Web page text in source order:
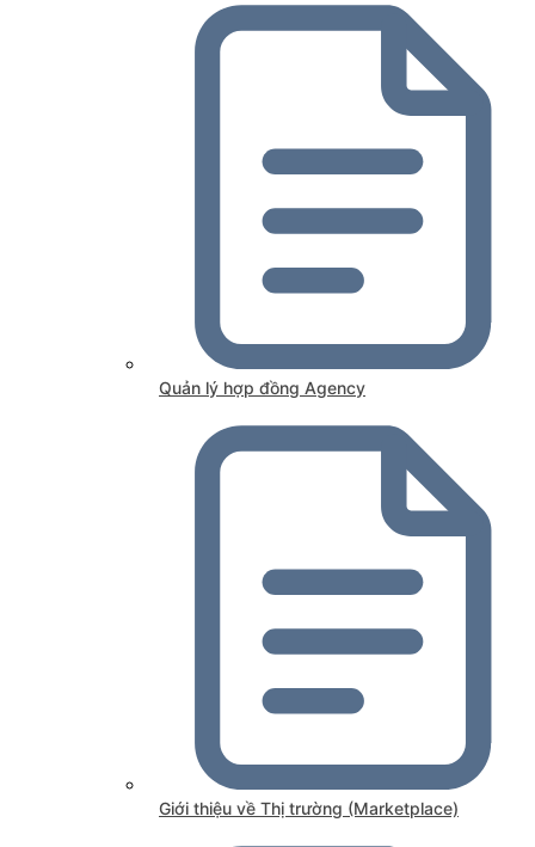
Quản lý hợp đồng Agency
Giới thiệu về Thị trường (Marketplace)